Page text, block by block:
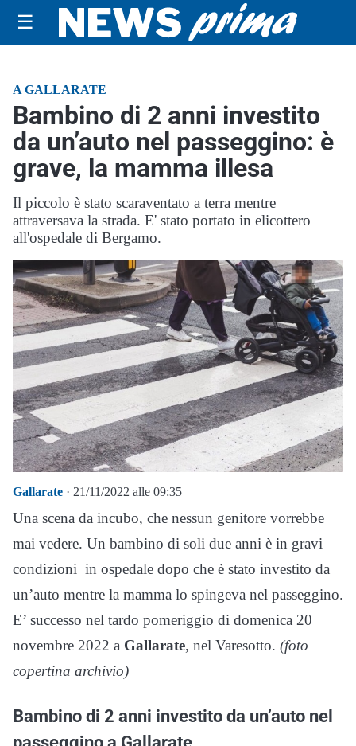
☰
A GALLARATE
Bambino di 2 anni investito
da un’auto nel passeggino: è
grave, la mamma illesa
Il piccolo è stato scaraventato a terra mentre
attraversava la strada. E' stato portato in elicottero
all'ospedale di Bergamo.
Gallarate · 21/11/2022 alle 09:35
Una scena da incubo, che nessun genitore vorrebbe
mai vedere. Un bambino di soli due anni è in gravi
condizioni in ospedale dopo che è stato investito da
un’auto mentre la mamma lo spingeva nel passeggino.
E’ successo nel tardo pomeriggio di domenica 20
novembre 2022 a Gallarate, nel Varesotto. (foto
copertina archivio)
Bambino di 2 anni investito da un’auto nel
passeggino a Gallarate